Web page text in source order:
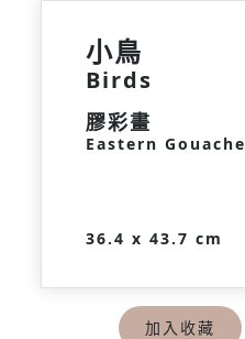
小鳥
Birds
膠彩畫
Eastern Gouache
36.4 x 43.7 cm
加入收藏